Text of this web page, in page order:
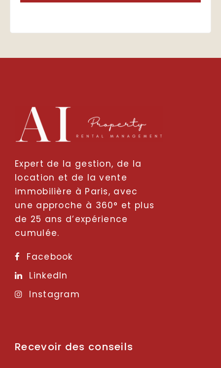
Expert de la gestion, de la
location et de la vente
immobilière à Paris, avec
une approche à 360° et plus
de 25 ans d’expérience
cumulée.
Facebook
LinkedIn
Instagram
Recevoir des conseils